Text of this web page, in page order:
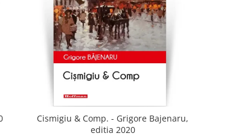
Cismigiu & Comp. - Grigore Bajenaru,
editia 2020